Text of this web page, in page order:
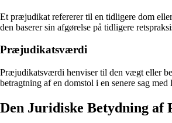
Et præjudikat refererer til en tidligere dom
den baserer sin afgørelse på tidligere
Præjudikatsværdi
Præjudikatsværdi henviser til den vægt eller
betragtning af en domstol i en senere sag
Den Juridiske Betydning